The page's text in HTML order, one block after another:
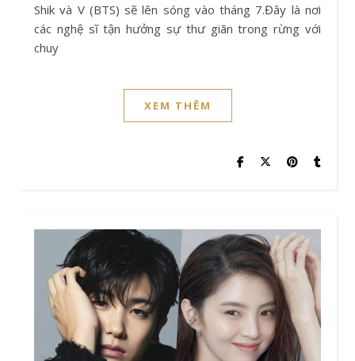
Shik và V (BTS) sẽ lên sóng vào tháng 7.Đây là nơi
các nghệ sĩ tận hưởng sự thư giãn trong rừng với
chuy
XEM THÊM